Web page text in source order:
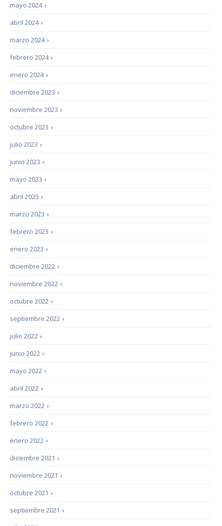
›
mayo 2024
›
abril 2024
›
marzo 2024
›
febrero 2024
›
enero 2024
›
diciembre 2023
›
noviembre 2023
›
octubre 2023
›
julio 2023
›
junio 2023
›
mayo 2023
›
abril 2023
›
marzo 2023
›
febrero 2023
›
enero 2023
›
diciembre 2022
›
noviembre 2022
›
octubre 2022
›
septiembre 2022
›
julio 2022
›
junio 2022
›
mayo 2022
›
abril 2022
›
marzo 2022
›
febrero 2022
›
enero 2022
›
diciembre 2021
›
noviembre 2021
›
octubre 2021
›
septiembre 2021